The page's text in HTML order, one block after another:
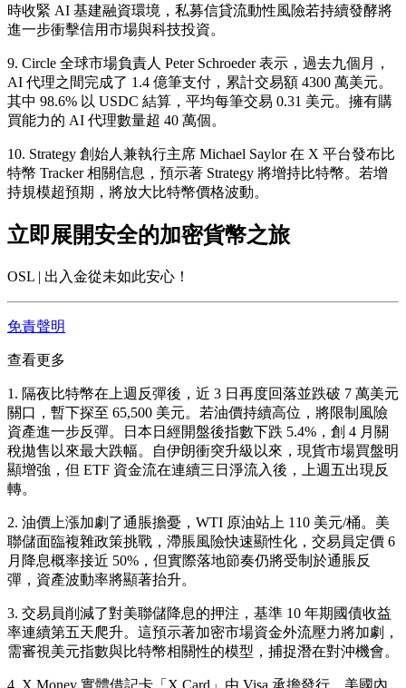
時收緊 AI 基建融資環境，私募信貸流動性風險若持續發酵將
進一步衝擊信用市場與科技投資。
9. Circle 全球市場負責人 Peter Schroeder 表示，過去九個月，
AI 代理之間完成了 1.4 億筆支付，累計交易額 4300 萬美元。
其中 98.6% 以 USDC 結算，平均每筆交易 0.31 美元。擁有購
買能力的 AI 代理數量超 40 萬個。
10. Strategy 創始人兼執行主席 Michael Saylor 在 X 平台發布比
特幣 Tracker 相關信息，預示著 Strategy 將增持比特幣。若增
持規模超預期，將放大比特幣價格波動。
立即展開安全的加密貨幣之旅
OSL | 出入金從未如此安心！
免責聲明
查看更多
1. 隔夜比特幣在上週反彈後，近 3 日再度回落並跌破 7 萬美元
關口，暫下探至 65,500 美元。若油價持續高位，將限制風險
資產進一步反彈。日本日經開盤後指數下跌 5.4%，創 4 月關
稅拋售以來最大跌幅。自伊朗衝突升級以來，現貨市場買盤明
顯增強，但 ETF 資金流在連續三日淨流入後，上週五出現反
轉。
2. 油價上漲加劇了通脹擔憂，WTI 原油站上 110 美元/桶。美
聯儲面臨複雜政策挑戰，滯脹風險快速顯性化，交易員定價 6
月降息概率接近 50%，但實際落地節奏仍將受制於通脹反
彈，資產波動率將顯著抬升。
3. 交易員削減了對美聯儲降息的押注，基準 10 年期國債收益
率連續第五天爬升。這預示著加密市場資金外流壓力將加劇，
需審視美元指數與比特幣相關性的模型，捕捉潛在對沖機會。
4. X Money 實體借記卡「X Card」由 Visa 承擔發行，美國內